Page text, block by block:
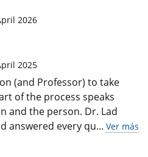
2026
2025
(and Professor) to take
of the process speaks
and the person. Dr. Lad
answered every qu... Ver más